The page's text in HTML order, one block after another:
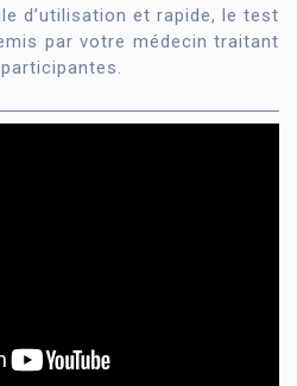
d’utilisation et rapide, le test
par votre médecin traitant